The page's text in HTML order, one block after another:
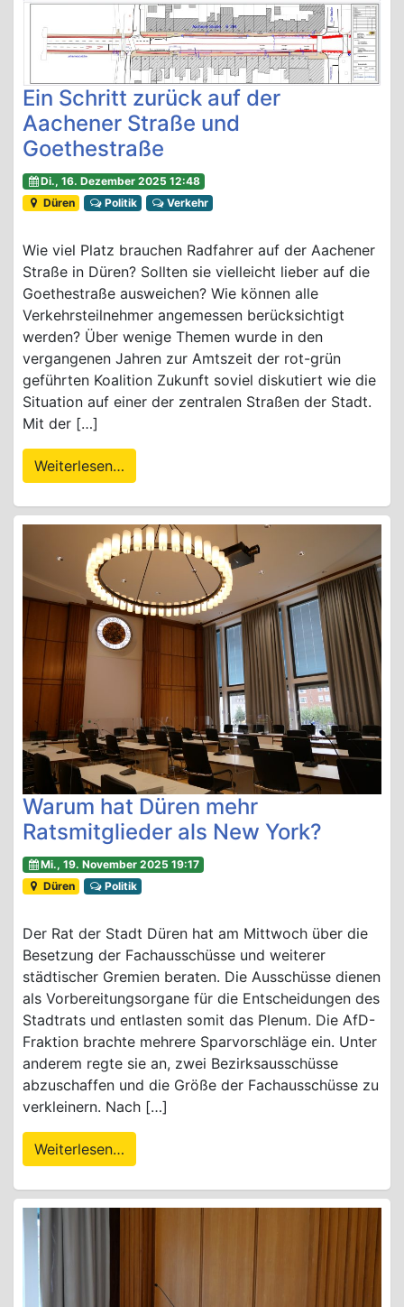
Ein Schritt zurück auf der
Aachener Straße und
Goethestraße
Di., 16. Dezember 2025 12:48
Düren
Politik Verkehr
Wie viel Platz brauchen Radfahrer auf der Aachener
Straße in Düren? Sollten sie vielleicht lieber auf die
Goethestraße ausweichen? Wie können alle
Verkehrsteilnehmer angemessen berücksichtigt
werden? Über wenige Themen wurde in den
vergangenen Jahren zur Amtszeit der rot-grün
geführten Koalition Zukunft soviel diskutiert wie die
Situation auf einer der zentralen Straßen der Stadt.
Mit der […]
Weiterlesen…
Warum hat Düren mehr
Ratsmitglieder als New York?
Mi., 19. November 2025 19:17
Düren
Politik
Der Rat der Stadt Düren hat am Mittwoch über die
Besetzung der Fachausschüsse und weiterer
städtischer Gremien beraten. Die Ausschüsse dienen
als Vorbereitungsorgane für die Entscheidungen des
Stadtrats und entlasten somit das Plenum. Die AfD-
Fraktion brachte mehrere Sparvorschläge ein. Unter
anderem regte sie an, zwei Bezirksausschüsse
abzuschaffen und die Größe der Fachausschüsse zu
verkleinern. Nach […]
Weiterlesen…